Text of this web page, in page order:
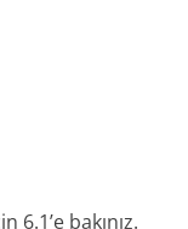
bakınız.